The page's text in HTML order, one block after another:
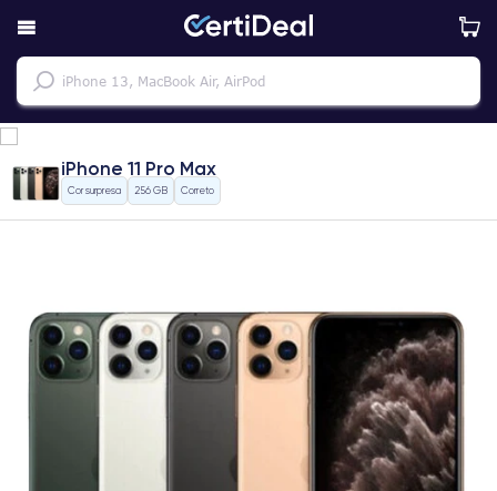
iPhone 11 Pro Max
Cor surpresa 256 GB Correto